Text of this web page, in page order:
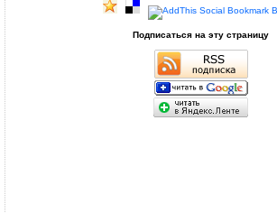
Подписаться на эту страницу